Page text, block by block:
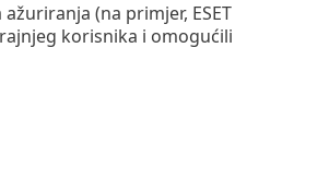
(na primjer, ESET
korisnika i omogućili